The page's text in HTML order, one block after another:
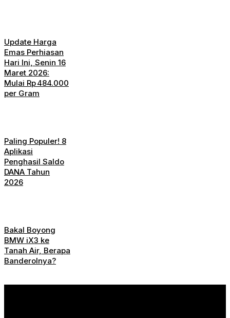
Update Harga
Emas Perhiasan
Hari Ini, Senin 16
Maret 2026:
Mulai Rp 484.000
per Gram
Paling Populer! 8
Aplikasi
Penghasil Saldo
DANA Tahun
2026
Bakal Boyong
BMW iX3 ke
Tanah Air, Berapa
Banderolnya?